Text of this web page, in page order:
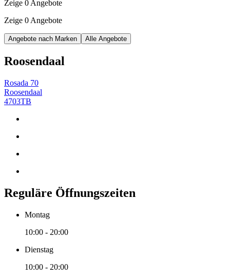
Zeige 0 Angebote
Zeige 0 Angebote
Angebote nach Marken Alle Angebote
Roosendaal
Rosada 70
Roosendaal
4703TB
Reguläre Öffnungszeiten
Montag
10:00 - 20:00
Dienstag
10:00 - 20:00